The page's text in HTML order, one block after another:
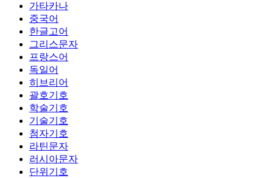
가타카나
중국어
한글고어
그리스문자
프랑스어
독일어
히브리어
괄호기호
학술기호
기술기호
첨자기호
라틴문자
러시아문자
단위기호